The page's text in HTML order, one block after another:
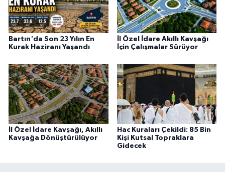
Bartın'da Son 23 Yılın En
Kurak Haziranı Yaşandı
İl Özel İdare Akıllı Kavşağı
İçin Çalışmalar Sürüyor
İl Özel İdare Kavşağı, Akıllı
Kavşağa Dönüştürülüyor
Hac Kuraları Çekildi: 85 Bin
Kişi Kutsal Topraklara
Gidecek